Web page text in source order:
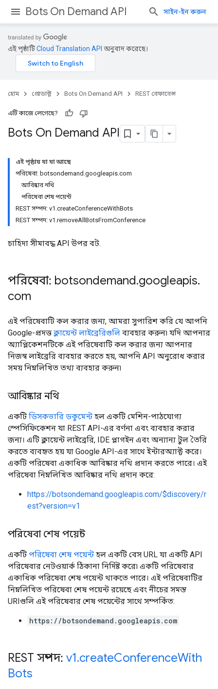
Bots On Demand API সাইন-ইন করুন
এই পৃষ্ঠাটিCloud Translation API অনুবাদ করেছে।
হোম প্রোডাক্ট Bots On Demand API REST রেফারেন্স
এটি কাজে লেগেছে?
Bots On Demand API
এই পৃষ্ঠায় যা যা আছে
পরিষেবা: botsondemand.googleapis.com
আবিষ্কার নথি
পরিষেবা শেষ পয়েন্ট
REST সম্পদ: v1.createConferenceWithBots
REST সম্পদ: v1.removeAllBotsFromConference
চাহিদা সীমাবদ্ধ API উপর বট.
পরিষেবা: botsondemand.googleapis.
com
এই পরিষেবাটি কল করার জন্য, আমরা সুপারিশ করি যে আপনি
Google-প্রদত্তক্লায়েন্ট লাইব্রেরিগুলি ব্যবহার করুন৷ যদি আপনার
অ্যাপ্লিকেশনটিকে এই পরিষেবাটি কল করার জন্য আপনার
নিজস্ব লাইব্রেরি ব্যবহার করতে হয়, আপনি API অনুরোধ করার
সময় নিম্নলিখিত তথ্য ব্যবহার করুন৷
আবিষ্কার নথি
একটি ডিসকভারি ডকুমেন্ট হল একটি মেশিন-পাঠযোগ্য
স্পেসিফিকেশন যা REST API-এর বর্ণনা এবং ব্যবহার করার
জন্য। এটি ক্লায়েন্ট লাইব্রেরি, IDE প্লাগইন এবং অন্যান্য টুল তৈরি
করতে ব্যবহৃত হয় যা Google API-এর সাথে ইন্টারঅ্যাক্ট করে।
একটি পরিষেবা একাধিক আবিষ্কার নথি প্রদান করতে পারে। এই
পরিষেবা নিম্নলিখিত আবিষ্কার নথি প্রদান করে:
https://botsondemand.googleapis.com/$discovery/r
est?version=v1
পরিষেবা শেষ পয়েন্ট
একটি পরিষেবা শেষ পয়েন্ট হল একটি বেস URL যা একটি API
পরিষেবার নেটওয়ার্ক ঠিকানা নির্দিষ্ট করে৷ একটি পরিষেবার
একাধিক পরিষেবা শেষ পয়েন্ট থাকতে পারে। এই পরিষেবাটির
নিম্নলিখিত পরিষেবা শেষ পয়েন্ট রয়েছে এবং নীচের সমস্ত
URIগুলি এই পরিষেবার শেষ পয়েন্টের সাথে সম্পর্কিত:
https://botsondemand.googleapis.com
REST সম্পদ: v1.createConferenceWith
Bots